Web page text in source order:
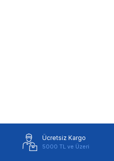
Ücretsiz Kargo
5000 TL ve Üzeri